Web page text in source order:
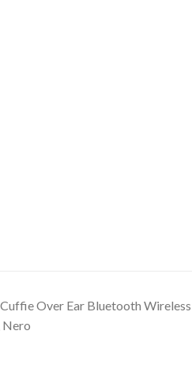
Over Ear Bluetooth
Nero